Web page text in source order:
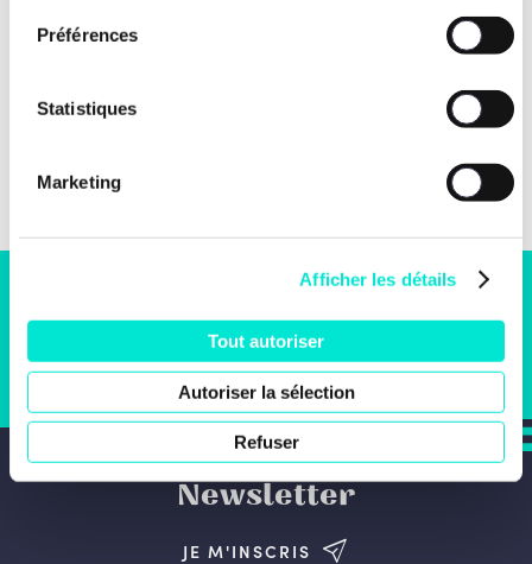
Préférences
Statistiques
Marketing
Afficher les détails
Tout autoriser
Autoriser la sélection
Refuser
S'engager
JE SOUHAITE M'ENGAGER
Newsletter
JE M'INSCRIS